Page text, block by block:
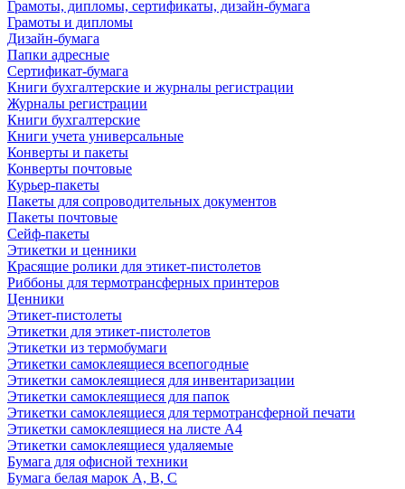
Грамоты, дипломы, сертификаты, дизайн-бумага
Грамоты и дипломы
Дизайн-бумага
Папки адресные
Сертификат-бумага
Книги бухгалтерские и журналы регистрации
Журналы регистрации
Книги бухгалтерские
Книги учета универсальные
Конверты и пакеты
Конверты почтовые
Курьер-пакеты
Пакеты для сопроводительных документов
Пакеты почтовые
Сейф-пакеты
Этикетки и ценники
Красящие ролики для этикет-пистолетов
Риббоны для термотрансферных принтеров
Ценники
Этикет-пистолеты
Этикетки для этикет-пистолетов
Этикетки из термобумаги
Этикетки самоклеящиеся всепогодные
Этикетки самоклеящиеся для инвентаризации
Этикетки самоклеящиеся для папок
Этикетки самоклеящиеся для термотрансферной печати
Этикетки самоклеящиеся на листе А4
Этикетки самоклеящиеся удаляемые
Бумага для офисной техники
Бумага белая марок А, В, С